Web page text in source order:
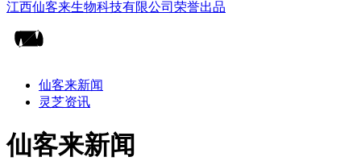
仙客来新闻
灵芝资讯
仙客来新闻